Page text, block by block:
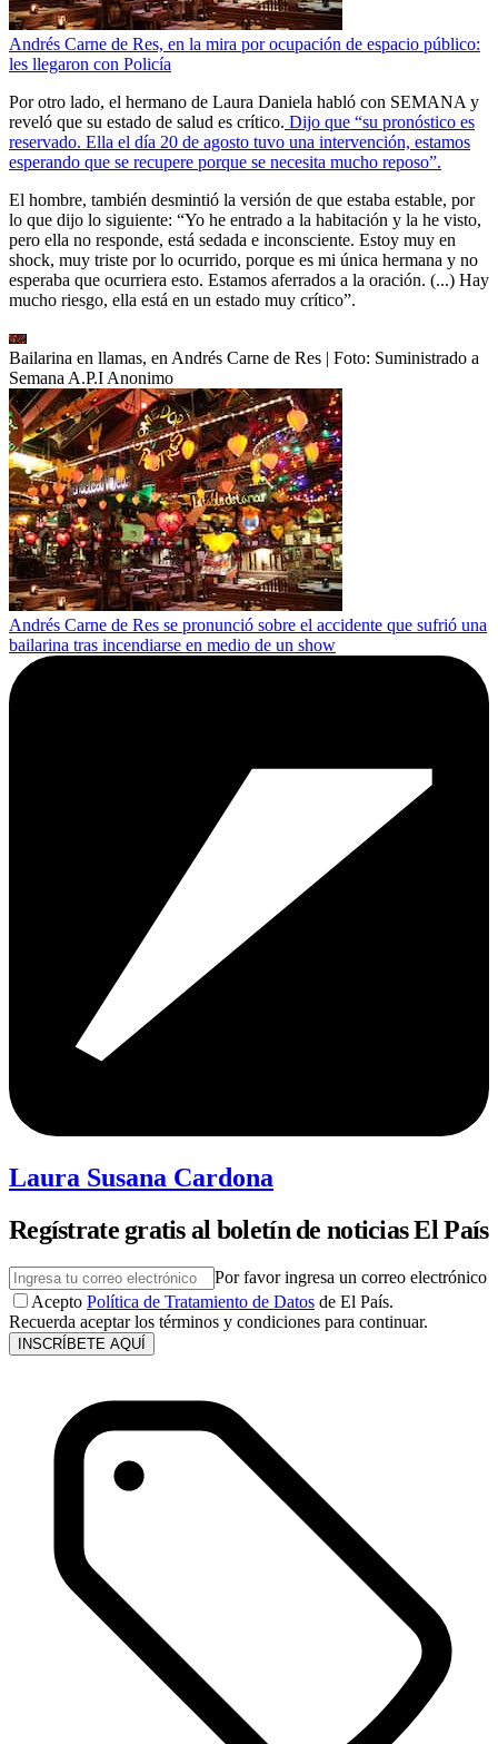
Andrés Carne de Res, en la mira por ocupación de espacio público:
les llegaron con Policía
Por otro lado, el hermano de Laura Daniela habló con SEMANA y
reveló que su estado de salud es crítico. Dijo que “su pronóstico es
reservado. Ella el día 20 de agosto tuvo una intervención, estamos
esperando que se recupere porque se necesita mucho reposo”.
El hombre, también desmintió la versión de que estaba estable, por
lo que dijo lo siguiente: “Yo he entrado a la habitación y la he visto,
pero ella no responde, está sedada e inconsciente. Estoy muy en
shock, muy triste por lo ocurrido, porque es mi única hermana y no
esperaba que ocurriera esto. Estamos aferrados a la oración. (...) Hay
mucho riesgo, ella está en un estado muy crítico”.
Bailarina en llamas, en Andrés Carne de Res | Foto: Suministrado a
Semana A.P.I Anonimo
Andrés Carne de Res se pronunció sobre el accidente que sufrió una
bailarina tras incendiarse en medio de un show
Laura Susana Cardona
Regístrate gratis al boletín de noticias El País
Por favor ingresa un correo electrónico
Acepto Política de Tratamiento de Datos de El País.
Recuerda aceptar los términos y condiciones para continuar.
INSCRÍBETE AQUÍ